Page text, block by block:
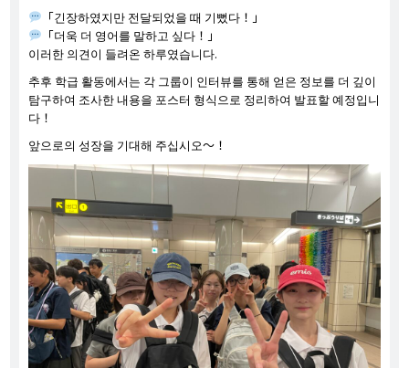
「긴장하였지만 전달되었을 때 기뻤다！」
「더욱 더 영어를 말하고 싶다！」
이러한 의견이 들려온 하루였습니다.
추후 학급 활동에서는 각 그룹이 인터뷰를 통해 얻은 정보를 더 깊이
탐구하여 조사한 내용을 포스터 형식으로 정리하여 발표할 예정입니
다！
앞으로의 성장을 기대해 주십시오～！